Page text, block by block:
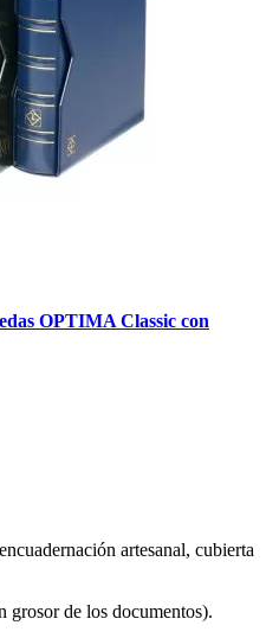
OPTIMA Classic con
artesanal, cubierta
grosor de los documentos).